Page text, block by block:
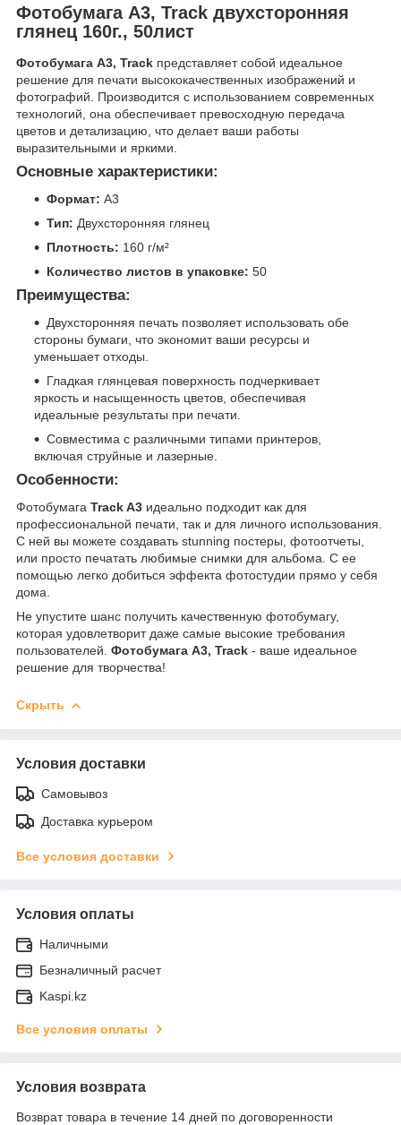
Фотобумага А3, Track двухсторонняя
глянец 160г., 50лист
Фотобумага A3, Track представляет собой идеальное
решение для печати высококачественных изображений и
фотографий. Производится с использованием современных
технологий, она обеспечивает превосходную передача
цветов и детализацию, что делает ваши работы
выразительными и яркими.
Основные характеристики:
Формат: A3
Тип: Двухсторонняя глянец
Плотность: 160 г/м²
Количество листов в упаковке: 50
Преимущества:
Двухсторонняя печать позволяет использовать обе
стороны бумаги, что экономит ваши ресурсы и
уменьшает отходы.
Гладкая глянцевая поверхность подчеркивает
яркость и насыщенность цветов, обеспечивая
идеальные результаты при печати.
Совместима с различными типами принтеров,
включая струйные и лазерные.
Особенности:
Фотобумага Track A3 идеально подходит как для
профессиональной печати, так и для личного использования.
С ней вы можете создавать stunning постеры, фотоотчеты,
или просто печатать любимые снимки для альбома. С ее
помощью легко добиться эффекта фотостудии прямо у себя
дома.
Не упустите шанс получить качественную фотобумагу,
которая удовлетворит даже самые высокие требования
пользователей. Фотобумага A3, Track - ваше идеальное
решение для творчества!
Скрыть
Условия доставки
Самовывоз
Доставка курьером
Все условия доставки
Условия оплаты
Наличными
Безналичный расчет
Kaspi.kz
Все условия оплаты
Условия возврата
Возврат товара в течение 14 дней по договоренности